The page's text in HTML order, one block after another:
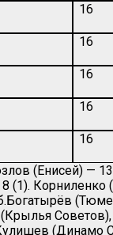
16
16
16
16
16
(Енисей) — 13
(1). Корниленко
(Динамо